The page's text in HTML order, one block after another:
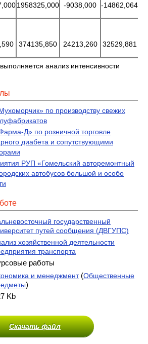
1958325,000 -9038,000 -14862,064
374135,850 24213,260 32529,881
анализ интенсивности
по производству свежих
Д» по розничной торговле
диабета и сопутствующими
РУП «Гомельский авторемонтный
автобусов большой и особо
государственный
путей сообщения (ДВГУПС)
хозяйственной деятельности
транспорта
работы
и менеджмент(Общественные
)
Kb
Скачать файл